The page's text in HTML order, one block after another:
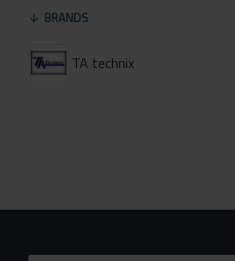
BRANDS
TA technix